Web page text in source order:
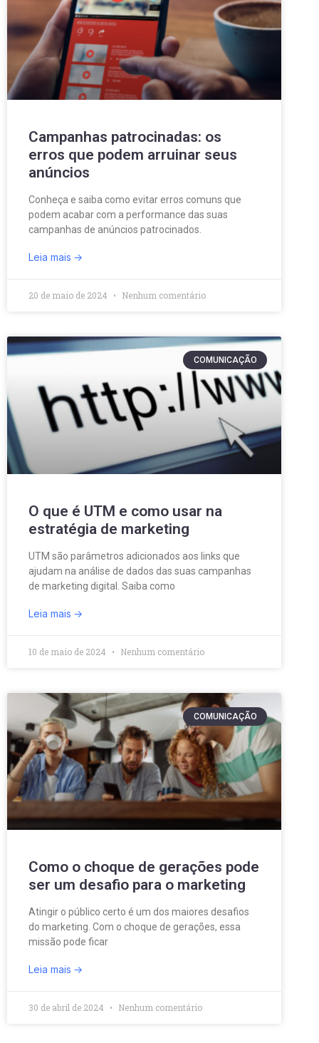
Campanhas patrocinadas: os
erros que podem arruinar seus
anúncios
Conheça e saiba como evitar erros comuns que
podem acabar com a performance das suas
campanhas de anúncios patrocinados.
Leia mais
20 de maio de 2024 Nenhum comentário
COMUNICAÇÃO
O que é UTM e como usar na
estratégia de marketing
UTM são parâmetros adicionados aos links que
ajudam na análise de dados das suas campanhas
de marketing digital. Saiba como
Leia mais
10 de maio de 2024 Nenhum comentário
COMUNICAÇÃO
Como o choque de gerações pode
ser um desafio para o marketing
Atingir o público certo é um dos maiores desafios
do marketing. Com o choque de gerações, essa
missão pode ficar
Leia mais
30 de abril de 2024 Nenhum comentário